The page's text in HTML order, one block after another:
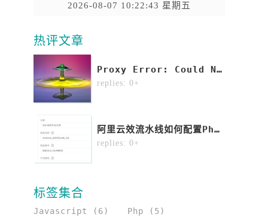
2026-08-07 10:22:43 星期五
热评文章
1
Proxy Error: Could Not Proxy Request Xxx From Localhost:8000 To Http://localhost:8090/ (ECONNREFUSED).
replies: 0+
2
阿里云效流水线如何配置php项目直接部署到ecs？
replies: 0+
标签集合
Javascript (6) Php (5)